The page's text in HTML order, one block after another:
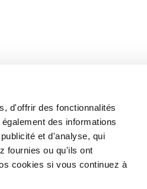
d'offrir des fonctionnalités
des informations
et d'analyse, qui
fournies ou qu'ils ont
cookies si vous continuez à